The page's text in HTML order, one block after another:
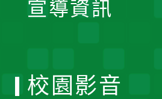
宣導資訊
校園影音